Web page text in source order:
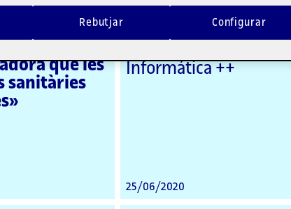
«En la
l'escola, la
que les
sanitàries
Despacho 42.
Tecnopolítica y
Informática ++
25/06/2020
Rebutjar Configurar